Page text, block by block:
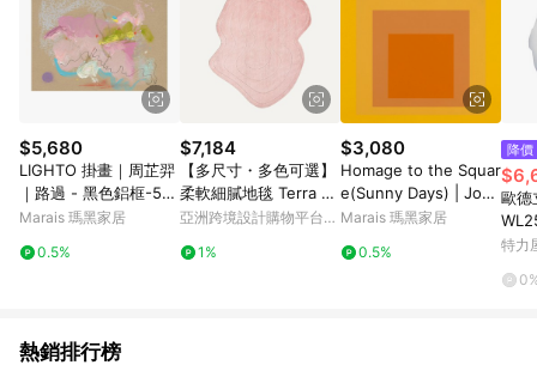
顏色、價位、贈品如與 Pinkoi 商品資訊頁及購物車不符，以
Pinkoi 購物商品資訊頁及購物車標示為準。 10. 點數紅包使用規
則請以點數紅包活動說明為準。 11. 若於 LINE 購物前往 Pinkoi
頁面後才首次下載 Pinkoi APP 並完成訂單，不符合導購資格；承
上，首次下載 Pinkoi APP 後，需透過 LINE 購物前往 Pinkoi 頁
面，方享導購資格。
$5,680
LIGHTO 掛畫｜周芷羿
｜路過 - 黑色鋁框-50
x 70 cm
Marais 瑪黑家居
0.5%
$7,184
【多尺寸・多色可選】
柔軟細膩地毯 Terra 地
毯 異形
亞洲跨境設計購物平台
1%
$3,080
Homage to the Squar
e(Sunny Days) | Jose
f Albers - 銀色鋁框-中
Marais 瑪黑家居
0.5%
降價
歐德
造型
特力
熱銷排行榜